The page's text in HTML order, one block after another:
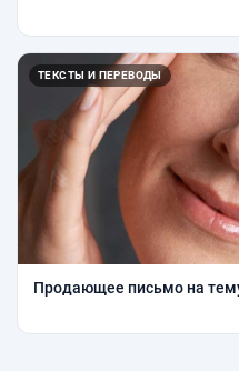
ТЕКСТЫ И ПЕРЕВОДЫ
Продающее письмо на